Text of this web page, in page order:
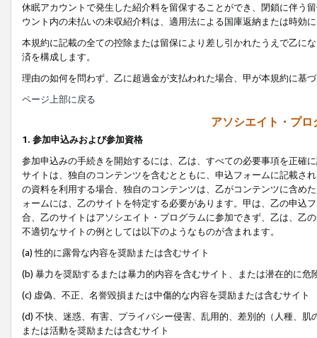
休眠アカウントで発生した紹介料を留保することができ、閉鎖に伴う
ウント内の未払いの未収紹介料は、適用法による国庫返納または時効
本規約に記載の全ての控除または留保により差し引かれたうえで乙に
済を構成します。
理由の如何を問わず、乙に超過金が支払われた場合、甲が本規約に基
ページ上部に戻る
アソシエイト・プ
1. 参加申込みおよび参加資格
参加申込みの手続きを開始するには、乙は、すべての必要事項を正確
サイトは、独自のコンテンツを含むとともに、申込フォームに記載さ
の資料を利用する場合、独自のコンテンツは、乙がコンテンツに含め
ォームには、乙のサイトを特定する必要があります。甲は、乙の申込
合、乙のサイトはアソシエイト・プログラムに参加できず、乙は、乙
不適切なサイトの例としては以下のようなものが含まれます。
(a) 性的に露骨な内容を奨励または含むサイト
(b) 暴力を奨励するまたは暴力的内容を含むサイト、または潜在的に
(c) 虚偽、不正、名誉毀損または中傷的な内容を奨励または含むサイト
(d) 不快、迷惑、有害、プライバシー侵害、乱用的、差別的（人種、
または活動を奨励または含むサイト